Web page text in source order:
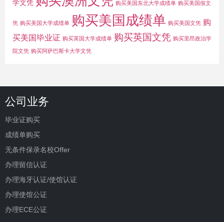
学文凭 购买美国东北大学成绩单 购买美国假文
凭 购买美国大学成绩单 购买美国成绩单 购买美国文凭 购
买美国毕业证 购买英国大学成绩单 购买英国文凭 购买里昂政治学
院文凭 购买阿萨巴斯卡大学文凭
公司业务
毕业证购买
成绩单购买
无条件保录名校Offer
办理留信认证
办理海牙认证/使馆认证
办理使馆公证
办理ECE公证